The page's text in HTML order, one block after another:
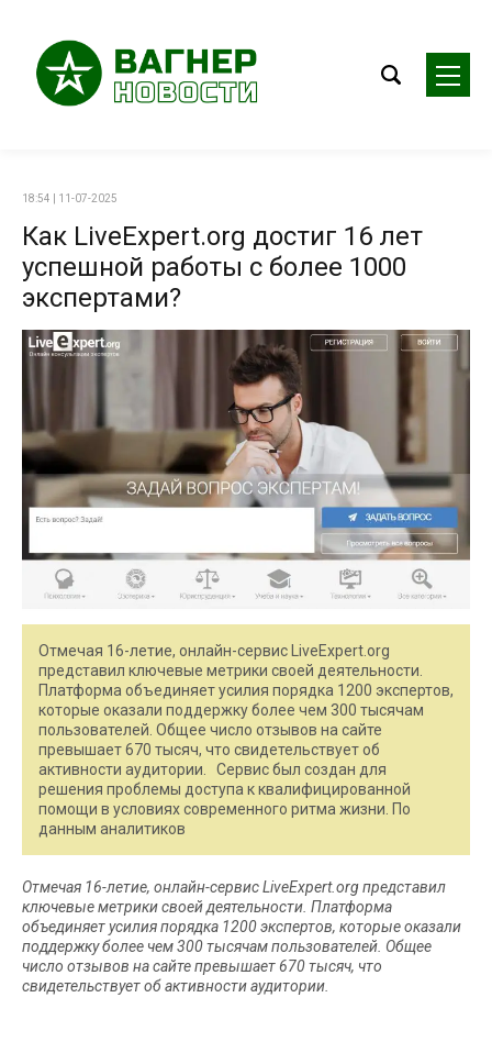
18:54 | 11-07-2025
Как LiveExpert.org достиг 16 лет
успешной работы с более 1000
экспертами?
Отмечая 16-летие, онлайн-сервис LiveExpert.org
представил ключевые метрики своей деятельности.
Платформа объединяет усилия порядка 1200 экспертов,
которые оказали поддержку более чем 300 тысячам
пользователей. Общее число отзывов на сайте
превышает 670 тысяч, что свидетельствует об
активности аудитории. Сервис был создан для
решения проблемы доступа к квалифицированной
помощи в условиях современного ритма жизни. По
данным аналитиков
Отмечая 16-летие, онлайн-сервис LiveExpert.org представил
ключевые метрики своей деятельности. Платформа
объединяет усилия порядка 1200 экспертов, которые оказали
поддержку более чем 300 тысячам пользователей. Общее
число отзывов на сайте превышает 670 тысяч, что
свидетельствует об активности аудитории.